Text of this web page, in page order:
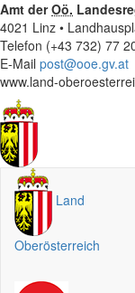
Amt derOö.
4021 Linz •
Telefon (+43 732) 77
E-Mail post@ooe.gv.at
www.land-
Land
Oberösterreich